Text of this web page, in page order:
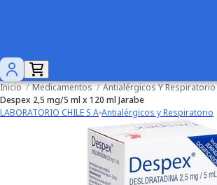
Inicio / Medicamentos / Antialérgicos Y Respiratorio
Despex 2,5 mg/5 ml x 120 ml Jarabe
LABORATORIO CHILE S A Antialérgicos y Respiratorio